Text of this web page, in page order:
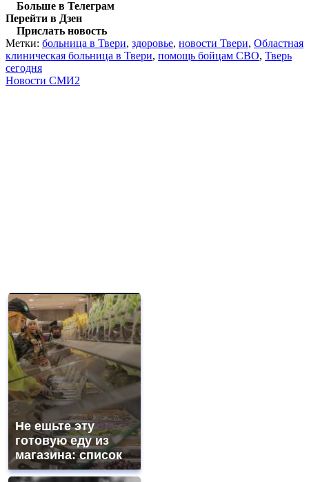
Больше в Телеграм
Перейти в Дзен
Прислать новость
Метки: больница в Твери, здоровье, новости Твери, Областная
клиническая больница в Твери, помощь бойцам СВО, Тверь
сегодня
Новости СМИ2
Не ешьте эту
готовую еду из
магазина: список